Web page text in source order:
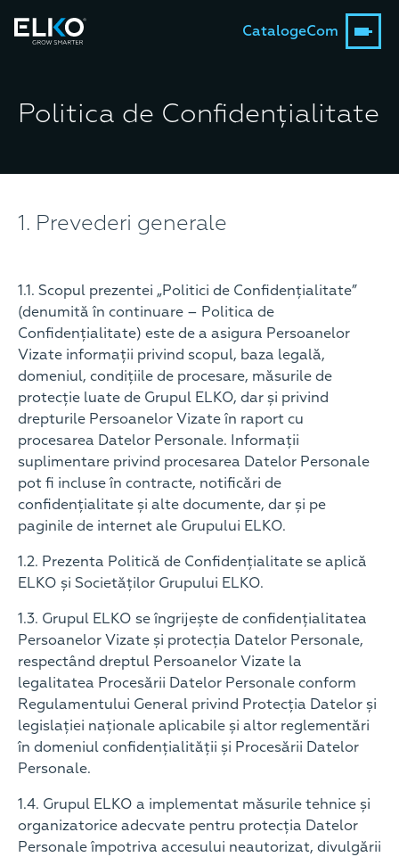
CatalogeCom
Politica de Confidențialitate
1. Prevederi generale
1.1. Scopul prezentei „Politici de Confidențialitate”
(denumită în continuare – Politica de
Confidențialitate) este de a asigura Persoanelor
Vizate informații privind scopul, baza legală,
domeniul, condițiile de procesare, măsurile de
protecție luate de Grupul ELKO, dar și privind
drepturile Persoanelor Vizate în raport cu
procesarea Datelor Personale. Informații
suplimentare privind procesarea Datelor Personale
pot fi incluse în contracte, notificări de
confidențialitate și alte documente, dar și pe
paginile de internet ale Grupului ELKO.
1.2. Prezenta Politică de Confidențialitate se aplică
ELKO și Societăților Grupului ELKO.
1.3. Grupul ELKO se îngrijește de confidențialitatea
Persoanelor Vizate și protecția Datelor Personale,
respectând dreptul Persoanelor Vizate la
legalitatea Procesării Datelor Personale conform
Regulamentului General privind Protecția Datelor și
legislației naționale aplicabile și altor reglementări
în domeniul confidențialității și Procesării Datelor
Personale.
1.4. Grupul ELKO a implementat măsurile tehnice și
organizatorice adecvate pentru protecția Datelor
Personale împotriva accesului neautorizat, divulgării